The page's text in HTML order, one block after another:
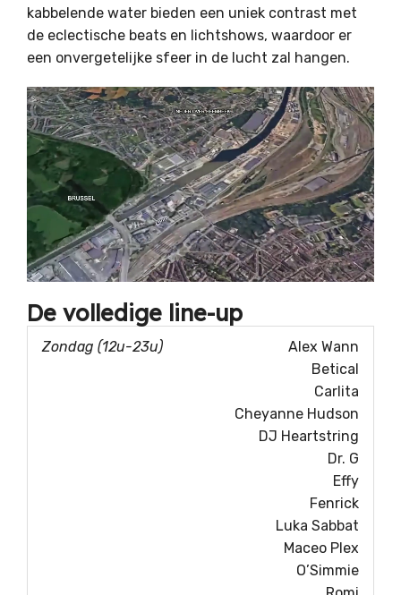
kabbelende water bieden een uniek contrast met
de eclectische beats en lichtshows, waardoor er
een onvergetelijke sfeer in de lucht zal hangen.
De volledige line-up
Zaterdag
Alex Wann
Betical
Carlita
Cheyanne Hudson
DJ Heartstring
Dr. G
Effy
Fenrick
Luka Sabbat
Maceo Plex
O’Simmie